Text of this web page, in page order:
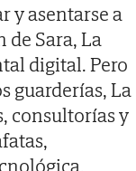
y asentarse a
de Sara, La
digital. Pero
guarderías, La
consultorías y